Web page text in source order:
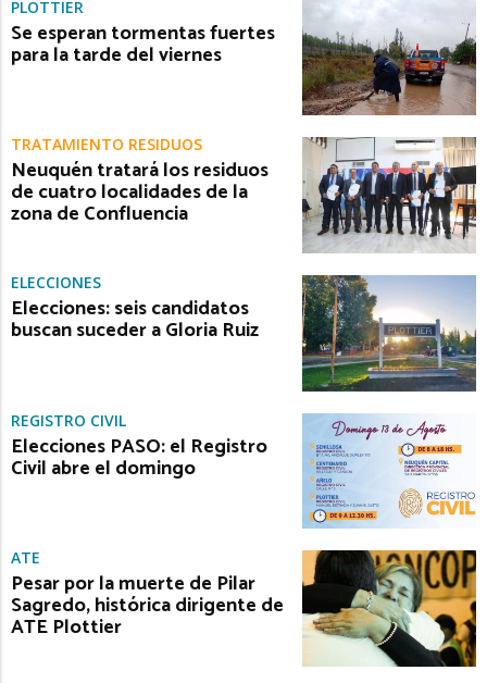
PLOTTIER
Se esperan tormentas fuertes
para la tarde del viernes
TRATAMIENTO RESIDUOS
Neuquén tratará los residuos
de cuatro localidades de la
zona de Confluencia
ELECCIONES
Elecciones: seis candidatos
buscan suceder a Gloria Ruiz
REGISTRO CIVIL
Elecciones PASO: el Registro
Civil abre el domingo
ATE
Pesar por la muerte de Pilar
Sagredo, histórica dirigente de
ATE Plottier